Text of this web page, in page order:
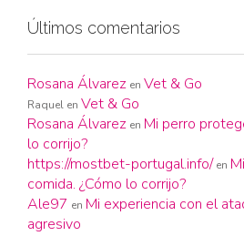
Últimos comentarios
Rosana Álvarez en Vet & Go
Raquel en Vet & Go
Rosana Álvarez en Mi perro
lo corrijo?
https://mostbet-portugal.info/ en
comida. ¿Cómo lo corrijo?
Ale97 en Mi experiencia con el
agresivo